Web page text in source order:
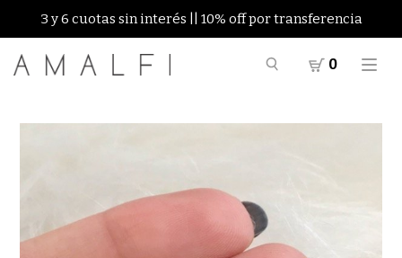
3 y 6 cuotas sin interés || 10% off por transferencia
0